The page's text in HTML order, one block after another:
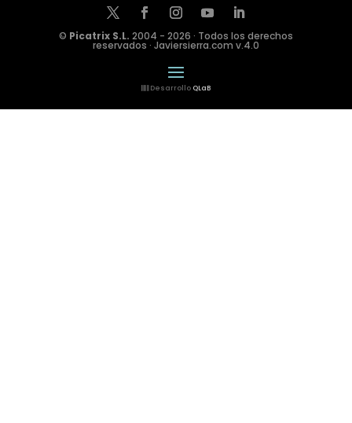
© Picatrix S.L. 2004 - 2026 · Todos los derechos
reservados · Javiersierra.com v.4.0
Desarrollo QLaB